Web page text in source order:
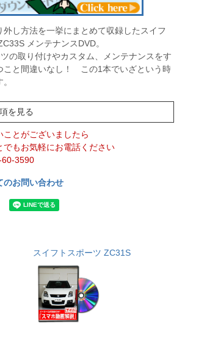
外し方法を一挙にまとめて収録したスイフ
メンテナンスDVD。
の取り付けやカスタム、メンテナンスをす
こと間違いなし！ この1本でいざという時
を見る
ことがございましたら
でもお気軽にお電話ください
3590
のお問い合わせ
スイフトスポーツ ZC31S